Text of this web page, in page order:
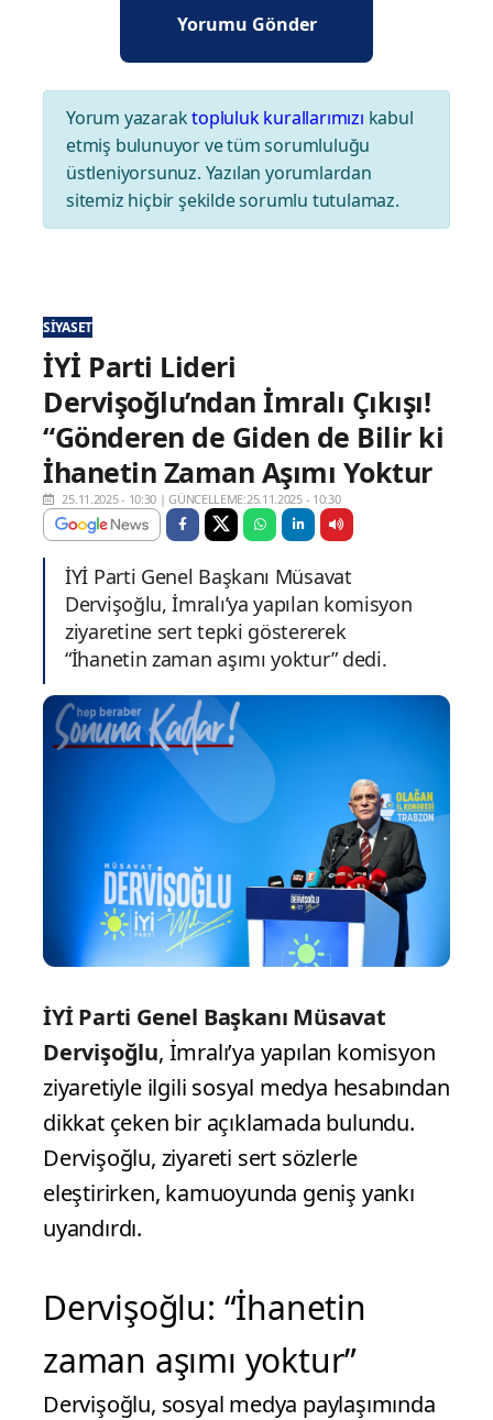
Yorum yazaraktopluluk kurallarımızı kabul
etmiş bulunuyor ve tüm sorumluluğu
üstleniyorsunuz. Yazılan yorumlardan
sitemiz hiçbir şekilde sorumlu tutulamaz.
SIYASET
İYİ Parti Lideri
Dervişoğlu’ndan İmralı Çıkışı!
“Gönderen de Giden de Bilir ki
İhanetin Zaman Aşımı Yoktur
25.11.2025 - 10:30 |GÜNCELLEME:25.11.2025 - 10:30
İYİ Parti Genel Başkanı Müsavat
Dervişoğlu, İmralı’ya yapılan komisyon
ziyaretine sert tepki göstererek
“İhanetin zaman aşımı yoktur” dedi.
İYİ Parti Genel Başkanı Müsavat
Dervişoğlu, İmralı’ya yapılan komisyon
ziyaretiyle ilgili sosyal medya hesabından
dikkat çeken bir açıklamada bulundu.
Dervişoğlu, ziyareti sert sözlerle
eleştirirken, kamuoyunda geniş yankı
uyandırdı.
Dervişoğlu: “İhanetin
zaman aşımı yoktur”
Dervişoğlu, sosyal medya paylaşımında